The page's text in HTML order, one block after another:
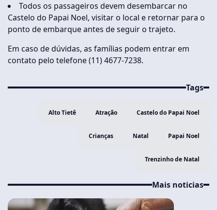
Todos os passageiros devem desembarcar no
Castelo do Papai Noel, visitar o local e retornar para o
ponto de embarque antes de seguir o trajeto.
Em caso de dúvidas, as famílias podem entrar em
contato pelo telefone (11) 4677-7238.
Tags
Alto Tietê Atração Castelo do Papai Noel
Crianças Natal Papai Noel
Trenzinho de Natal
Mais noticias